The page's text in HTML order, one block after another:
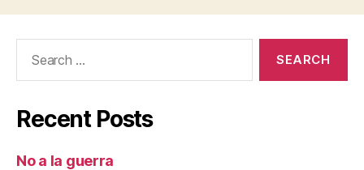
Recent Posts
No a la guerra